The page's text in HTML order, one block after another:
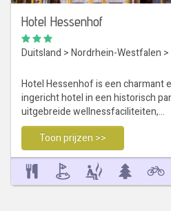
Hotel Hessenhof
Duitsland >Nordrhein-Westfalen >
Hotel Hessenhof is een charmant
ingericht hotel in een historisch
uitgebreide wellnessfaciliteiten,…
Toon prijzen >>